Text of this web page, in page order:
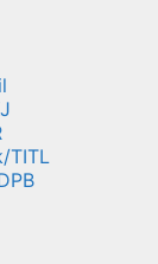
TITL